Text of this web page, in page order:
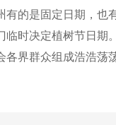
有的是固定日期，也
临时决定植树节日期
各界群众组成浩浩荡